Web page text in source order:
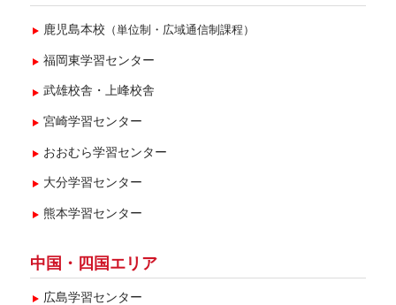
2024年4月(1)
2023年9月(1)
2022年10月(1)
2021年5月(3)
2020年9月(1)
2020年7月(1)
2019年5月(1)
2018年5月(1)
2017年12月(3)
鹿児島本校 （単位制・広域通信制課程）
福岡東学習センター
武雄校舎・上峰校舎
宮崎学習センター
おおむら学習センター
大分学習センター
熊本学習センター
中国・四国エリア
広島学習センター